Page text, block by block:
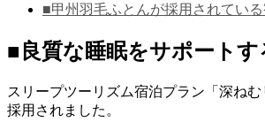
■甲州羽毛ふとんが採用されている
■良質な睡眠をサポート
スリープツーリズム宿泊プラン「深ね
採用されました。